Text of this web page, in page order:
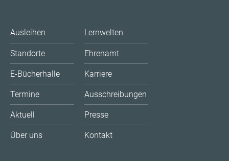
Ausleihen
Standorte
E-Bücherhalle
Termine
Aktuell
Über uns
Lernwelten
Ehrenamt
Karriere
Ausschreibungen
Presse
Kontakt